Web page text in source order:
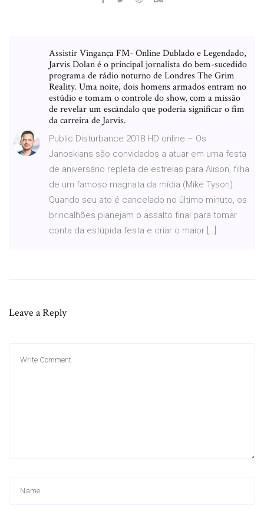
Assistir Vingança FM- Online Dublado e Legendado,
Jarvis Dolan é o principal jornalista do bem-sucedido
programa de rádio noturno de Londres The Grim
Reality. Uma noite, dois homens armados entram no
estúdio e tomam o controle do show, com a missão
de revelar um escândalo que poderia significar o fim
da carreira de Jarvis.
Public Disturbance 2018 HD online – Os
Janoskians são convidados a atuar em uma festa
de aniversário repleta de estrelas para Alison, filha
de um famoso magnata da mídia (Mike Tyson).
Quando seu ato é cancelado no último minuto, os
brincalhões planejam o assalto final para tomar
conta da estúpida festa e criar o maior […]
Leave a Reply